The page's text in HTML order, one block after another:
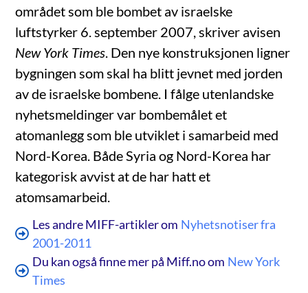
området som ble bombet av israelske
luftstyrker 6. september 2007, skriver avisen
New York Times. Den nye konstruksjonen ligner
bygningen som skal ha blitt jevnet med jorden
av de israelske bombene. I fålge utenlandske
nyhetsmeldinger var bombemålet et
atomanlegg som ble utviklet i samarbeid med
Nord-Korea. Både Syria og Nord-Korea har
kategorisk avvist at de har hatt et
atomsamarbeid.
Les andre MIFF-artikler om Nyhetsnotiser fra
2001-2011
Du kan også finne mer på Miff.no om New York
Times